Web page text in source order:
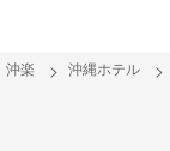
沖楽 沖縄ホテル